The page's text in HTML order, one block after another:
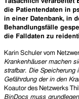
die Patientendaten in
in einer Datenbank, in
Behandlungsfälle
die Falldaten zu
Karin Schuler vom
Krankenhäuser machen
strafbar. Die Speicherung
Gefährdung der in den
Koautor des Netzwerks
BinDocs muss